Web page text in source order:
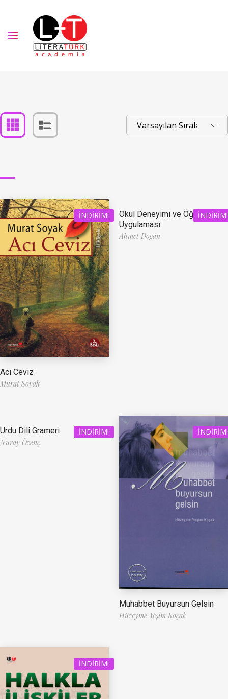
İNDIRIM!
Acı Ceviz
Murat Soyak
İNDIRIM!
Okul Deneyimi ve Öğretmenlik
Uygulaması
Ahmet Doğan
İNDIRIM!
Urdu Dili Grameri
Nuray Özenç
İNDIRIM!
Muhabbet Buyursun Gelsin
Hüzeyme Yeşim Koçak
İNDIRIM!